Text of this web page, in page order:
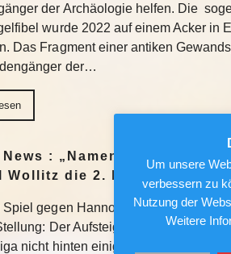
der Archäologie helfen. Die
wurde 2022 auf einem Acker in
Das Fragment einer antiken
der…
: „Namen machen, nicht
Wollitz die 2. Bundesliga
Spiel gegen Hannover 96 bezieht
Der Aufsteiger wird sich auch in
nicht hinten einigeln. Weiterlesen
Um unsere
verbessern zu
Nutzung der
Weitere